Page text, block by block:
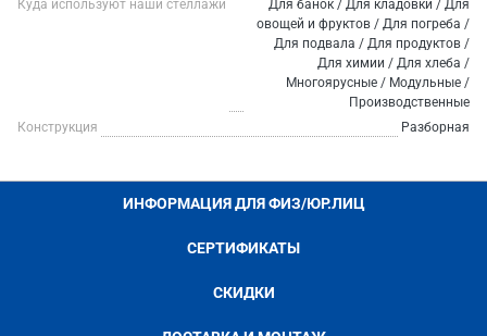
Куда используют наши стеллажи
Для банок / Для кладовки / Для
овощей и фруктов / Для погреба /
Для подвала / Для продуктов /
Для химии / Для хлеба /
Многоярусные / Модульные /
Производственные
Конструкция
Разборная
ИНФОРМАЦИЯ ДЛЯ ФИЗ/ЮР.ЛИЦ
СЕРТИФИКАТЫ
СКИДКИ